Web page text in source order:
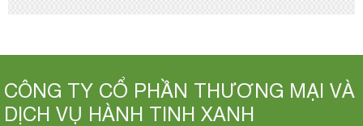
CÔNG TY CỔ PHẦN THƯƠNG MẠI VÀ
DỊCH VỤ HÀNH TINH XANH